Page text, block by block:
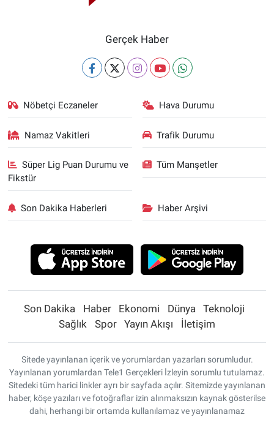
Gerçek Haber
Nöbetçi Eczaneler Hava Durumu
Namaz Vakitleri Trafik Durumu
Süper Lig Puan Durumu ve
Fikstür
Tüm Manşetler
Son Dakika Haberleri Haber Arşivi
Son Dakika Haber Ekonomi Dünya
Teknoloji
Sağlık
Spor Yayın Akışı İletişim
Sitede yayınlanan içerik ve yorumlardan yazarları sorumludur.
Yayınlanan yorumlardan Tele1 Gerçekleri İzleyin sorumlu tutulamaz.
Sitedeki tüm harici linkler ayrı bir sayfada açılır. Sitemizde yayınlanan
haber, köşe yazıları ve fotoğraflar izin alınmaksızın kaynak gösterilse
dahi, herhangi bir ortamda kullanılamaz ve yayınlanamaz